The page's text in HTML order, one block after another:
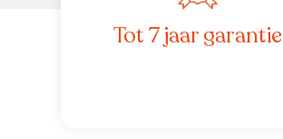
Tot 7 jaar garantie